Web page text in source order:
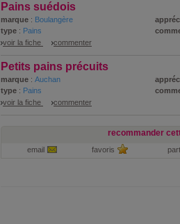
Pains suédois
marque : Boulangère
type : Pains
voir la fiche
commenter
Petits pains précuits
marque : Auchan
type : Pains
voir la fiche
commenter
recommander
email favoris